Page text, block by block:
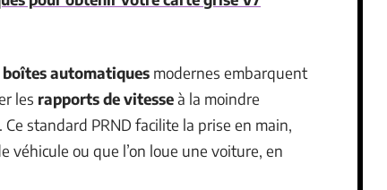
boîtes automatiques modernes embarquent
les rapports de vitesseà la moindre
standard PRND facilite la prise en main,
véhicule ou que l’on loue une voiture, en